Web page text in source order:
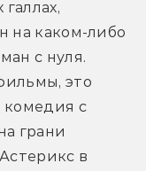
на каком-либо
с нуля.
это
комедия с
грани
в